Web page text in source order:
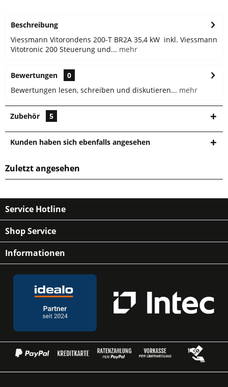
Beschreibung
Viessmann Vitorondens 200-T BR2A 35,4 kW inkl. Viessmann
Vitotronic 200 Steuerung und... mehr
Bewertungen
0
Bewertungen lesen, schreiben und diskutieren... mehr
Zubehör 5
Kunden haben sich ebenfalls angesehen
Zuletzt angesehen
Service Hotline
Shop Service
Informationen